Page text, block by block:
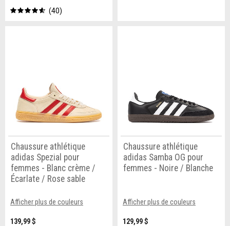
40
Chaussure athlétique
adidas Spezial pour
femmes - Blanc crème /
Écarlate / Rose sable
Afficher plus de couleurs
139,99 $
Chaussure athlétique
adidas Samba OG pour
femmes - Noire / Blanche
Afficher plus de couleurs
129,99 $